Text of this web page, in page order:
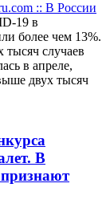
:: В России
19 в
более чем 13%.
случаев
в апреле,
двух тысяч
В